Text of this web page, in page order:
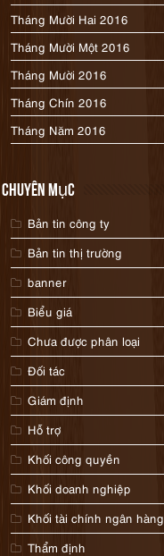
Tháng Mười Hai 2016
Tháng Mười Một 2016
Tháng Mười 2016
Tháng Chín 2016
Tháng Năm 2016
Chuyên mục
Bản tin công ty
Bản tin thị trường
banner
Biểu giá
Chưa được phân loại
Đối tác
Giám định
Hỗ trợ
Khối công quyền
Khối doanh nghiệp
Khối tài chính ngân hàng
Thẩm định